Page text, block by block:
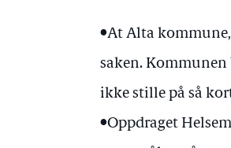
•At Alta
saken.
ikke stille på så
•Oppdraget